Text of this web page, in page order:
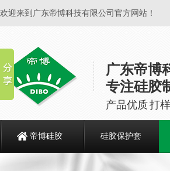
欢迎来到广东帝博科技有限公司官方网站！
广东帝博
专注硅胶
产品优质 打
帝博硅胶 硅胶保护套